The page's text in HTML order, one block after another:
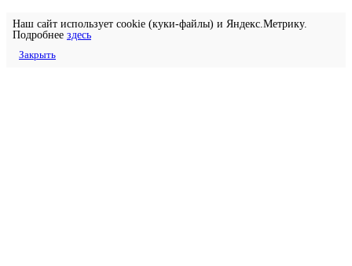
Наш сайт использует cookie (куки-файлы) и Яндекс.Метрику.
Подробнее здесь
Закрыть